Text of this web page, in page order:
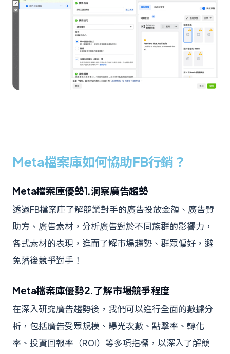
Meta檔案庫如何協助FB行銷？
Meta檔案庫優勢1.洞察廣告趨勢
透過FB檔案庫了解競業對手的廣告投放金額、廣告贊
助方、廣告素材，分析廣告對於不同族群的影響力，
各式素材的表現，進而了解市場趨勢、群眾偏好，避
免落後競爭對手！
Meta檔案庫優勢2.了解市場競爭程度
在深入研究廣告趨勢後，我們可以進行全面的數據分
析，包括廣告受眾規模、曝光次數、點擊率、轉化
率、投資回報率（ROI）等多項指標，以深入了解競